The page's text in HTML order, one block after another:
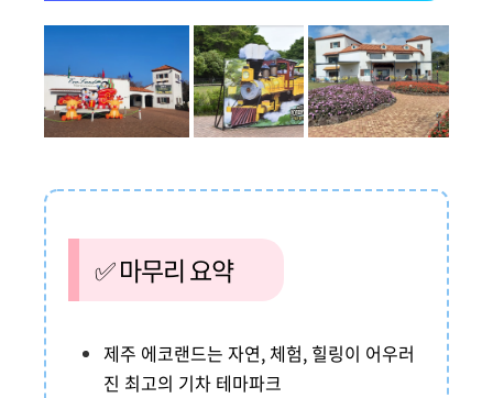
✅ 마무리 요약
제주 에코랜드는 자연, 체험, 힐링이 어우러
진 최고의 기차 테마파크